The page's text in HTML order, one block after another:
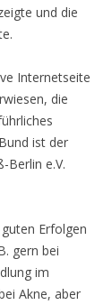
und die
Internetseite
die
ist der
Berlin e.V.
Erfolgen
gern bei
im
Akne, aber